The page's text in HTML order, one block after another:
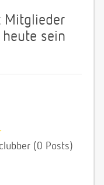
Mitglieder
sein
(0 Posts)